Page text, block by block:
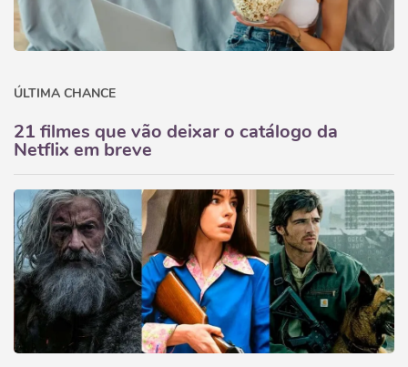
ÚLTIMA CHANCE
21 filmes que vão deixar o catálogo da
Netflix em breve